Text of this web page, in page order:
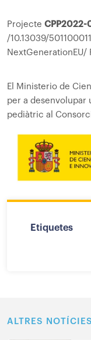
Projecte
/10.13039/
NextGenerationEU/
El Ministerio de
per a desenvolupar
pediàtric al
Etiquetes
ALTRES